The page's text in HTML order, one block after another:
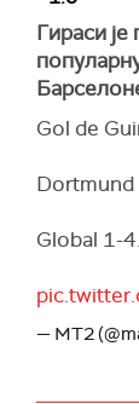
Гираси је
Gol de
Global 1-4.
— MT2